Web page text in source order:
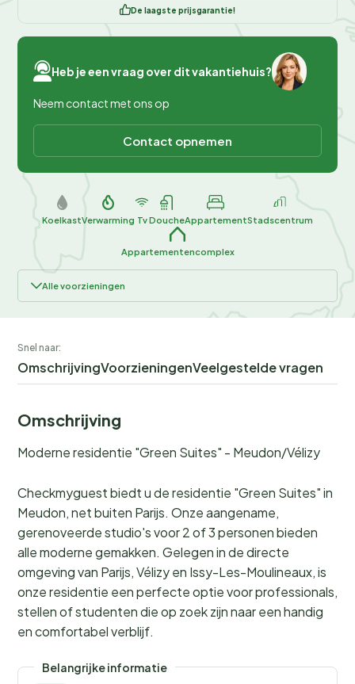
De laagste prijsgarantie!
Heb je een vraag over dit vakantiehuis?
Neem contact met ons op
Contact opnemen
KoelkastVerwarming TvDoucheAppartementStadscentrum
Appartementencomplex
Alle voorzieningen
Snel naar:
OmschrijvingVoorzieningenVeelgestelde vragen
Omschrijving
Moderne residentie "Green Suites" - Meudon/Vélizy
Checkmyguest biedt u de residentie "Green Suites" in
Meudon, net buiten Parijs. Onze aangename,
gerenoveerde studio's voor 2 of 3 personen bieden
alle moderne gemakken. Gelegen in de directe
omgeving van Parijs, Vélizy en Issy-Les-Moulineaux, is
onze residentie een perfecte optie voor professionals,
stellen of studenten die op zoek zijn naar een handig
en comfortabel verblijf.
Belangrijke informatie